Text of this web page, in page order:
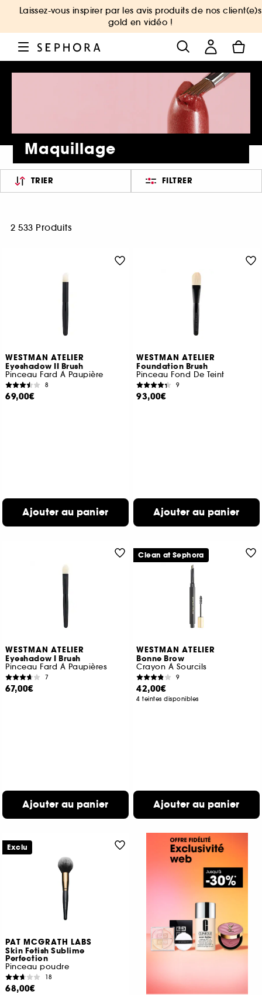
Laissez-vous inspirer par les avis produits de nos client(e)s
gold en vidéo !
Maquillage
TRIER FILTRER
2 533 Produits
WESTMAN ATELIER
Eyeshadow II Brush
Pinceau Fard À Paupière
8
69,00€
Ajouter au panier
WESTMAN ATELIER
Foundation Brush
Pinceau Fond De Teint
9
93,00€
Ajouter au panier
WESTMAN ATELIER
Eyeshadow I Brush
Pinceau Fard À Paupières
7
67,00€
Ajouter au panier
WESTMAN ATELIER
Bonne Brow
Crayon À Sourcils
9
42,00€
4 teintes disponibles
Ajouter au panier
Clean at Sephora
PAT MCGRATH LABS
Skin Fetish Sublime
Perfection
Pinceau poudre
18
68,00€
Exclu